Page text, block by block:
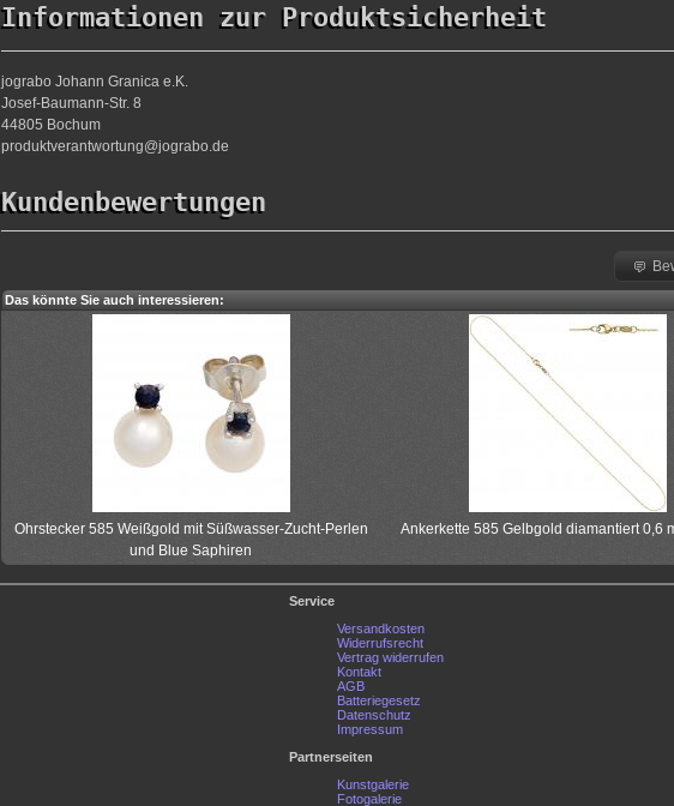
Informationen zur Produktsicherheit
jograbo Johann Granica e.K.
Josef-Baumann-Str. 8
44805 Bochum
produktverantwortung@jograbo.de
Kundenbewertungen
Das könnte Sie auch interessieren:
Ohrstecker 585 Weißgold mit Süßwasser-Zucht-Perlen
und Blue Saphiren
Ankerkette 585 Gelbgold diamantiert 0,6
Service
Versandkosten
Widerrufsrecht
Vertrag widerrufen
Kontakt
AGB
Batteriegesetz
Datenschutz
Impressum
Partnerseiten
Kunstgalerie
Fotogalerie